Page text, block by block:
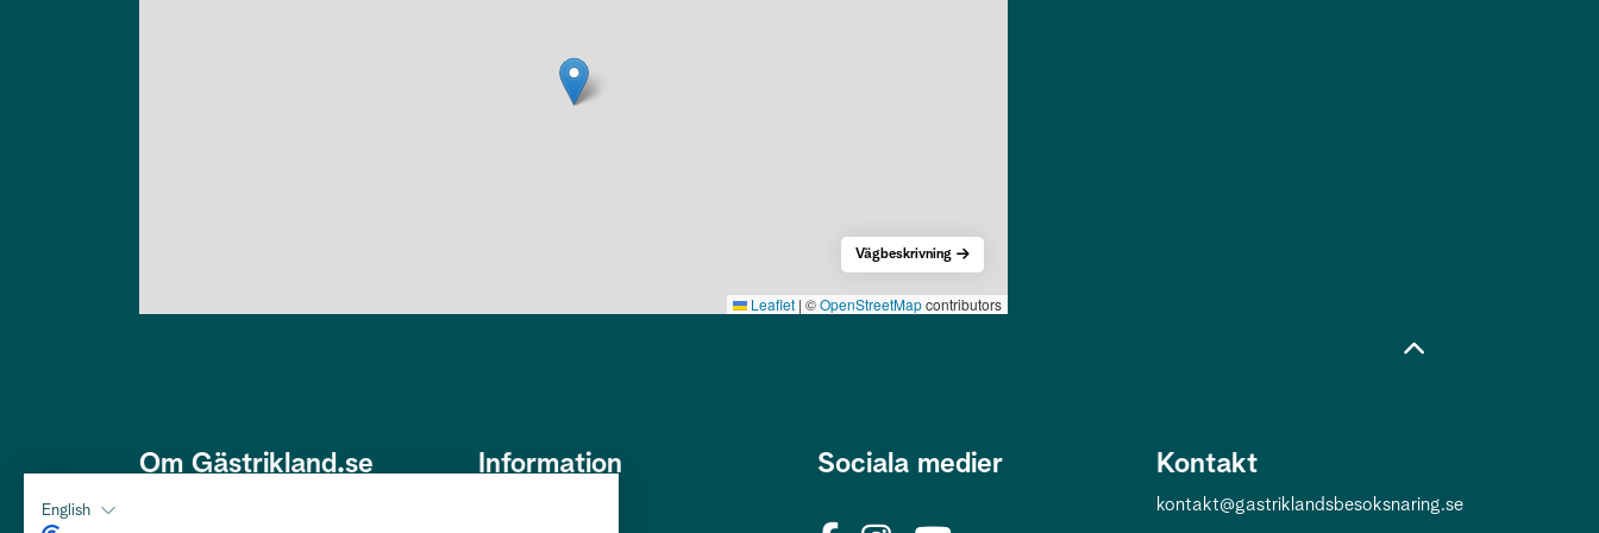
Leaflet | ©OpenStreetMapcontributors
Vägbeskrivning
Om Gästrikland.se Information Sociala medier Kontakt
kontakt@gastriklandsbesoksnaring.se
English